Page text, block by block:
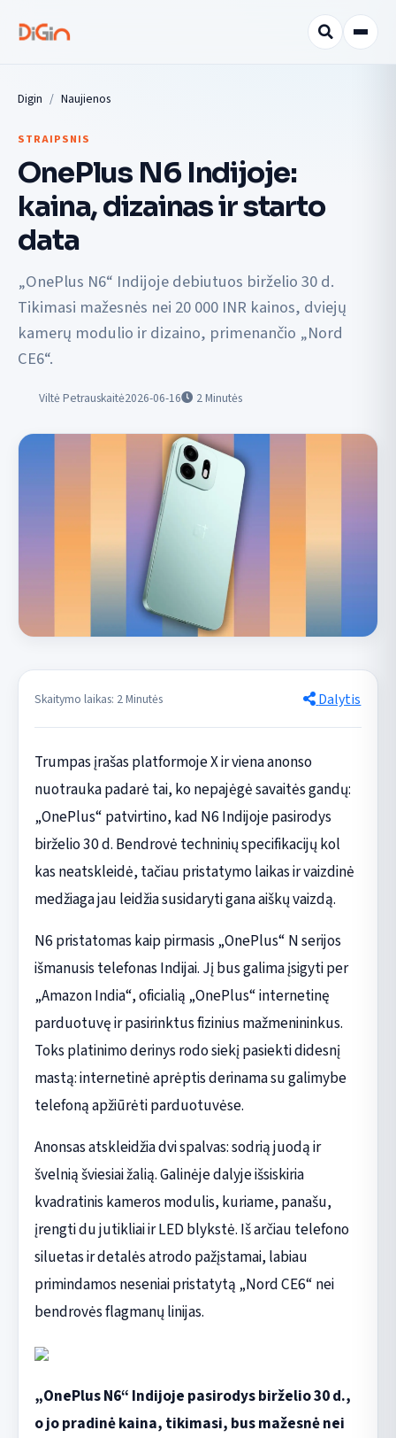
Digin Naujienos
STRAIPSNIS
OnePlus N6 Indijoje:
kaina, dizainas ir starto
data
„OnePlus N6“ Indijoje debiutuos birželio 30 d.
Tikimasi mažesnės nei 20 000 INR kainos, dviejų
kamerų modulio ir dizaino, primenančio „Nord
CE6“.
Viltė Petrauskaitė2026-06-16 2Minutės
Skaitymo laikas: 2 Minutės Dalytis
Trumpas įrašas platformoje X ir viena anonso
nuotrauka padarė tai, ko nepajėgė savaitės gandų:
„OnePlus“ patvirtino, kad N6 Indijoje pasirodys
birželio 30 d. Bendrovė techninių specifikacijų kol
kas neatskleidė, tačiau pristatymo laikas ir vaizdinė
medžiaga jau leidžia susidaryti gana aiškų vaizdą.
N6 pristatomas kaip pirmasis „OnePlus“ N serijos
išmanusis telefonas Indijai. Jį bus galima įsigyti per
„Amazon India“, oficialią „OnePlus“ internetinę
parduotuvę ir pasirinktus fizinius mažmenininkus.
Toks platinimo derinys rodo siekį pasiekti didesnį
mastą: internetinė aprėptis derinama su galimybe
telefoną apžiūrėti parduotuvėse.
Anonsas atskleidžia dvi spalvas: sodrią juodą ir
švelnią šviesiai žalią. Galinėje dalyje išsiskiria
kvadratinis kameros modulis, kuriame, panašu,
įrengti du jutikliai ir LED blykstė. Iš arčiau telefono
siluetas ir detalės atrodo pažįstamai, labiau
primindamos neseniai pristatytą „Nord CE6“ nei
bendrovės flagmanų linijas.
„OnePlus N6“ Indijoje pasirodys birželio 30 d.,
o jo pradinė kaina, tikimasi, bus mažesnė nei